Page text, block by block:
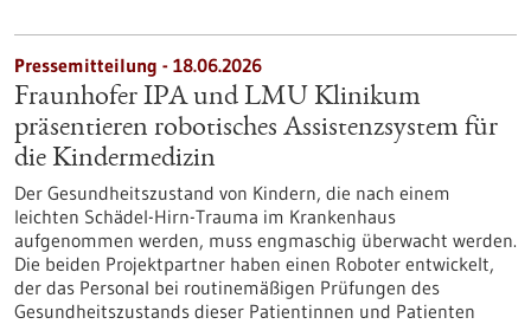
Pressemitteilung - 18.06.2026
Fraunhofer IPA und LMU Klinikum
präsentieren robotisches Assistenzsystem für
die Kindermedizin
Der Gesundheitszustand von Kindern, die nach einem
leichten Schädel-Hirn-Trauma im Krankenhaus
aufgenommen werden, muss engmaschig überwacht werden.
Die beiden Projektpartner haben einen Roboter entwickelt,
der das Personal bei routinemäßigen Prüfungen des
Gesundheitszustands dieser Patientinnen und Patienten